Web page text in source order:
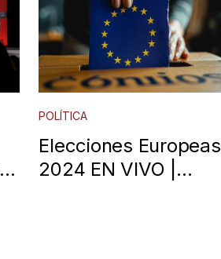
POLÍTICA
Elecciones Europeas
2024 EN VIVO |